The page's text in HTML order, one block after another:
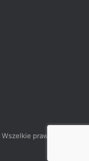
Wszelkie prawa